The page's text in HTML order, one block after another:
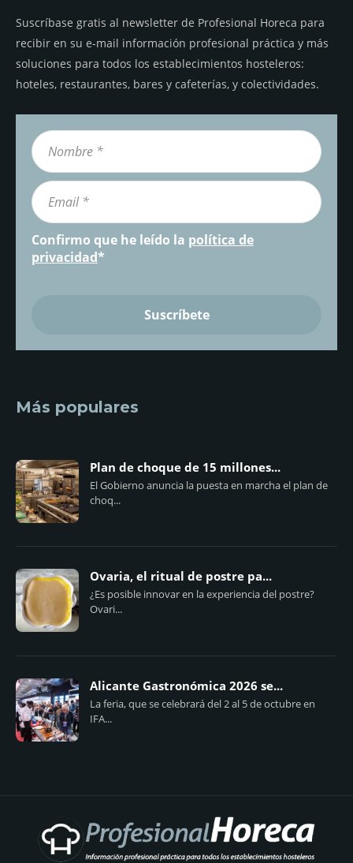
Suscríbase gratis al newsletter de Profesional Horeca para
recibir en su e-mail información profesional práctica y más
soluciones para todos los establecimientos hosteleros:
hoteles, restaurantes, bares y cafeterías, y colectividades.
Confirmo que he leído la política de
privacidad*
Más populares
Plan de choque de 15 millones...
El Gobierno anuncia la puesta en marcha el plan de
choq...
Ovaria, el ritual de postre pa...
¿Es posible innovar en la experiencia del postre?
Ovari...
Alicante Gastronómica 2026 se...
La feria, que se celebrará del 2 al 5 de octubre en
IFA...